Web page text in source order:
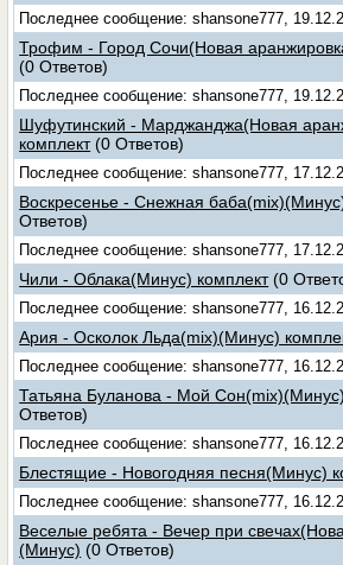
Последнее сообщение: shansone777,
Трофим - Город Сочи(Новая
(0 Ответов)
Последнее сообщение: shansone777,
Шуфутинский - Марджанджа(Новая
комплект (0 Ответов)
Последнее сообщение: shansone777,
Воскресенье - Снежная
Ответов)
Последнее сообщение: shansone777,
Чили - Облака(Минус) комплект (0
Последнее сообщение: shansone777,
Ария - Осколок Льда(mix)(Минус)
Последнее сообщение: shansone777,
Татьяна Буланова - Мой
Ответов)
Последнее сообщение: shansone777,
Блестящие - Новогодняя песня(Минус)
Последнее сообщение: shansone777,
Веселые ребята - Вечер при
(Минус) (0 Ответов)